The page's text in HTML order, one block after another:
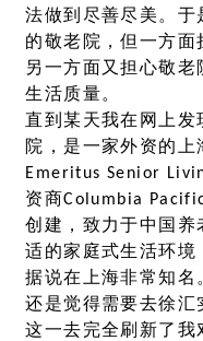
法做到尽善尽美。于
的敬老院，但一方面
另一方面又担心敬老
生活质量。
直到某天我在网上
院，是一家外资的上
Emeritus Senior
资商Columbia
创建，致力于中国养
适的家庭式生活环境
据说在上海非常知名
还是觉得需要去徐汇
这一去完全刷新了我